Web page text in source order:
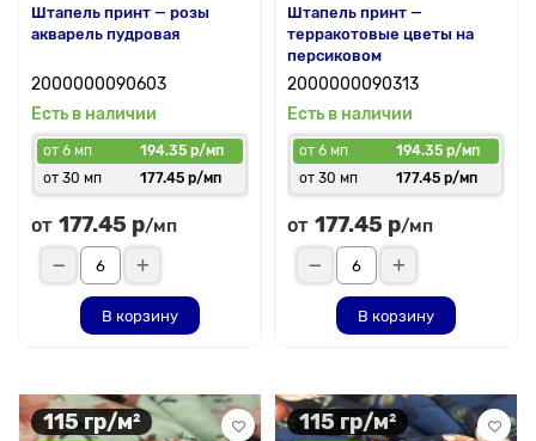
Штапель принт — розы
акварель пудровая
2000000090603
Есть в наличии
от 6 мп
194.35 р/мп
от 30 мп
177.45 р/мп
от 177.45 р/мп
В корзину
Штапель принт —
терракотовые цветы на
персиковом
2000000090313
Есть в наличии
от 6 мп
194.35 р/мп
от 30 мп
177.45 р/мп
от 177.45 р/мп
В корзину
115 гр/м² 115 гр/м²